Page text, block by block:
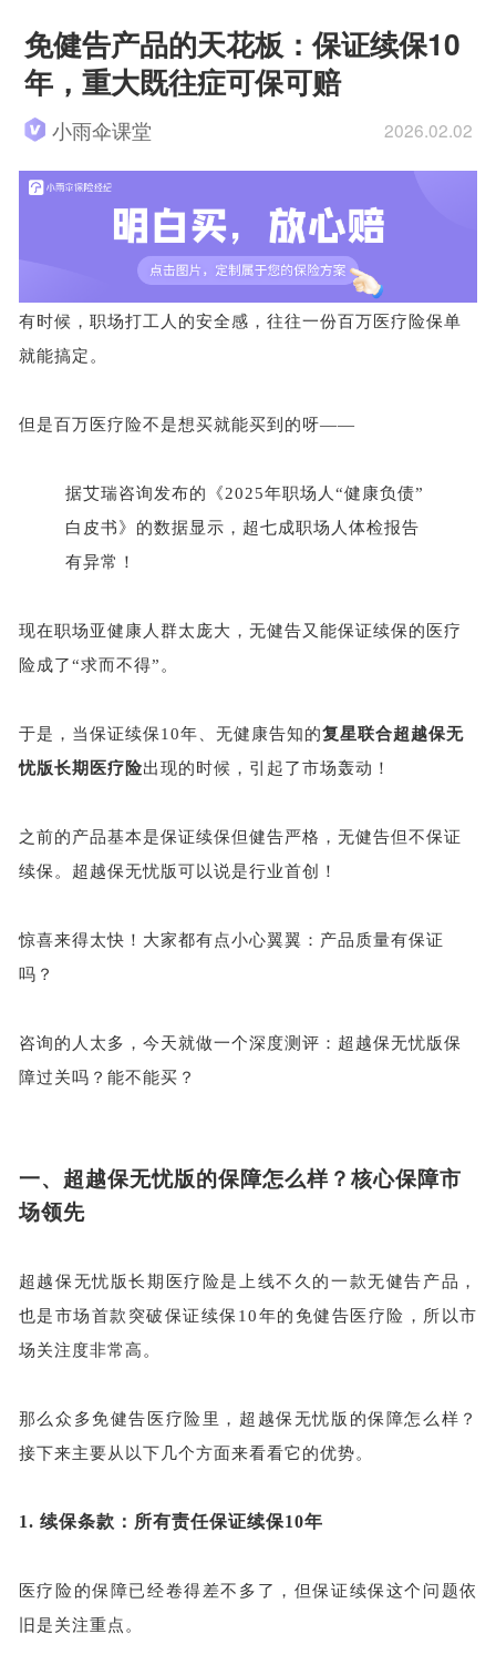
免健告产品的天花板：保证续保10
年，重大既往症可保可赔
小雨伞课堂 2026.02.02
有时候，职场打工人的安全感，往往一份百万医疗险保单
就能搞定。
但是百万医疗险不是想买就能买到的呀——
据艾瑞咨询发布的《2025年职场人“健康负债”
白皮书》的数据显示，超七成职场人体检报告
有异常！
现在职场亚健康人群太庞大，无健告又能保证续保的医疗
险成了“求而不得”。
于是，当保证续保10年、无健康告知的复星联合超越保无
忧版长期医疗险出现的时候，引起了市场轰动！
之前的产品基本是保证续保但健告严格，无健告但不保证
续保。超越保无忧版可以说是行业首创！
惊喜来得太快！大家都有点小心翼翼：产品质量有保证
吗？
咨询的人太多，今天就做一个深度测评：超越保无忧版保
障过关吗？能不能买？
一、 超越保无忧版的保障怎么样？核心保障市
场领先
超越保无忧版长期医疗险是上线不久的一款无健告产品，
也是市场首款突破保证续保 10年的免健告医疗险，所以市
场关注度非常高。
那么众多免健告医疗险里，超越保无忧版的保障怎么样？
接下来主要从以下几个方面来看看它的优势。
1. 续保条款：所有责任保证续保10年
医疗险的保障已经卷得差不多了，但保证续保这个问题依
旧是关注重点。